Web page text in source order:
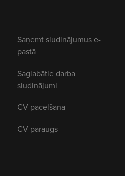
Saņemt sludinājumus e-
pastā
Saglabātie darba
sludinājumi
CV pacelšana
CV paraugs